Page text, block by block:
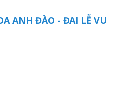
ANH ĐÀO - ĐAI LỄ VU